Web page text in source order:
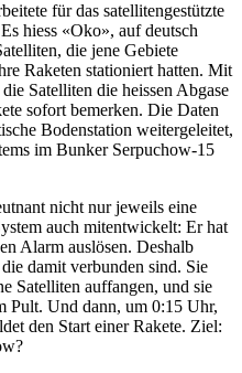
für das satellitengestützte
hiess «Oko», auf deutsch
die jene Gebiete
Raketen stationiert hatten. Mit
Satelliten die heissen Abgase
sofort bemerken. Die Daten
Bodenstation weitergeleitet,
im Bunker Serpuchow-15
nicht nur jeweils eine
auch mitentwickelt: Er hat
Alarm auslösen. Deshalb
damit verbunden sind. Sie
Satelliten auffangen, und sie
Pult. Und dann, um 0:15 Uhr,
den Start einer Rakete. Ziel: